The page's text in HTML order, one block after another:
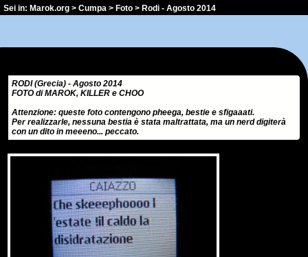
Sei in: Marok.org > Cumpa > Foto > Rodi - Agosto 2014
RODI (Grecia) - Agosto 2014
FOTO di MAROK, KILLER e CHOO
Attenzione: queste foto contengono pheega, bestie e sfigaaati.
Per realizzarle, nessuna bestia è stata maltrattata, ma un nerd digiterà
con un dito in meeeno... peccato.